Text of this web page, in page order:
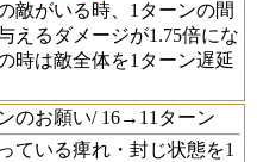
敵がいる時、1ターンの間
えるダメージが1.75倍にな
時は敵全体を1ターン遅延
のお願い/ 16→11ターン
ている痺れ・封じ状態を1